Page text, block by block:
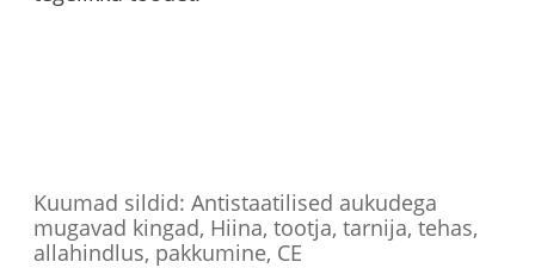
Kuumad sildid: Antistaatilised aukudega
mugavad kingad, Hiina, tootja, tarnija, tehas,
allahindlus, pakkumine, CE